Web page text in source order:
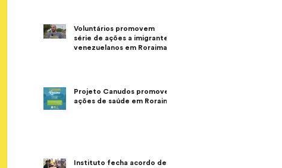
Voluntários promovem
série de ações a imigrantes
venezuelanos em Roraima
Projeto Canudos promove
ações de saúde em Roraima
Instituto fecha acordo de